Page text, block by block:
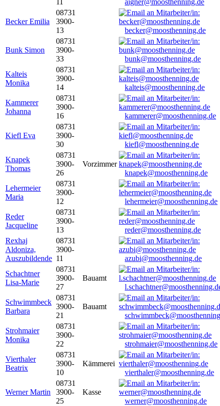
aigner@moosthenning.de
Becker Emilia
08731
3900-
13
becker@moosthenning.de
Bunk Simon
08731
3900-
33
bunk@moosthenning.de
Kalteis
Monika
08731
3900-
14
kalteis@moosthenning.de
Kammerer
Johanna
08731
3900-
16
kammerer@moosthenning.de
Kiefl Eva
08731
3900-
30
kiefl@moosthenning.de
Knapek
Thomas
08731
3900-
26
Vorzimmer
knapek@moosthenning.de
Lehermeier
Maria
08731
3900-
12
lehermeier@moosthenning.de
Reder
Jacqueline
08731
3900-
13
reder@moosthenning.de
Rexhaj
Aldoniza,
Auszubildende
08731
3900-
11
azubi@moosthenning.de
Schachtner
Lisa-Marie
08731
3900-
27
Bauamt
Schwimmbeck
Barbara
08731
3900-
21
Bauamt
Strohmaier
Monika
08731
3900-
22
strohmaier@moosthenning.de
Vierthaler
Beatrix
08731
3900-
10
Kämmerei
vierthaler@moosthenning.de
Werner Martin
08731
3900-
25
Kasse
werner@moosthenning.de